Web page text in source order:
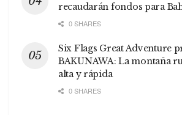
recaudarán fondos para
0 SHARES
Six Flags Great Adventure
BAKUNAWA: La montaña
alta y rápida
0 SHARES